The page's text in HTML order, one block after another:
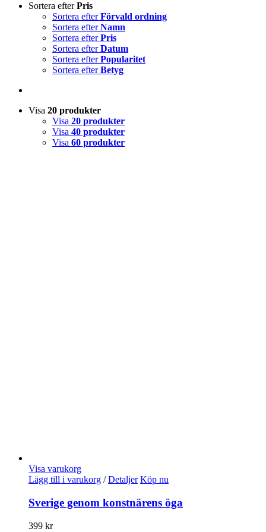
Sortera efterPris
Sortera efterFörvald ordning
Sortera efterNamn
Sortera efterPris
Sortera efterDatum
Sortera efterPopularitet
Sortera efterBetyg
Visa 20 produkter
Visa 20 produkter
Visa 40 produkter
Visa 60 produkter
Visa varukorg
Lägg till i varukorg / Detaljer Köp nu
Sverige genom konstnärens öga
399 kr